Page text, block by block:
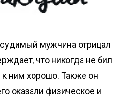
мужчина отрицал
что никогда не бил
к ним хорошо. Также он
оказали физическое и